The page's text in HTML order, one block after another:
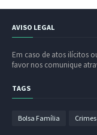
AVISO LEGAL
Em caso de atos ilícitos
favor nos comunique
TAGS
Bolsa Família Crimes